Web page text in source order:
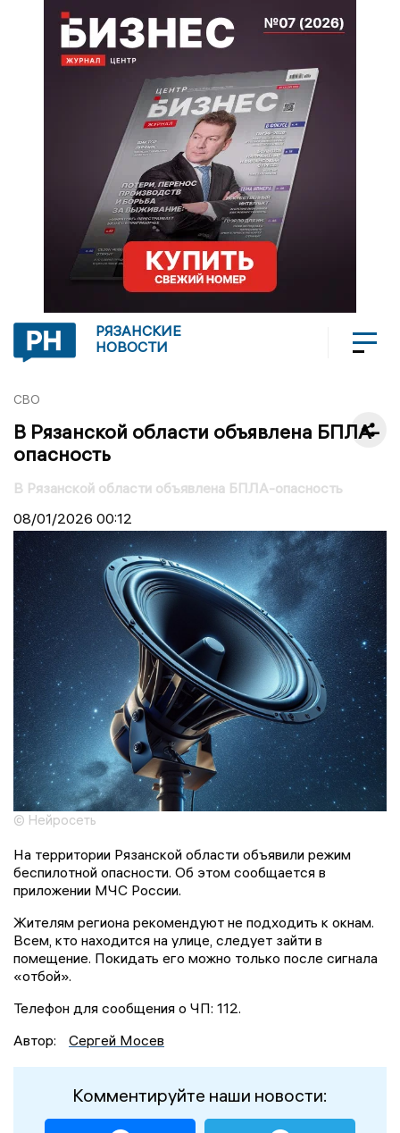
РЯЗАНСКИЕ
НОВОСТИ
СВО
В Рязанской области объявлена БПЛА-
опасность
В Рязанской области объявлена БПЛА-опасность
08/01/2026 00:12
© Нейросеть
На территории Рязанской области объявили режим
беспилотной опасности. Об этом сообщается в
приложении МЧС России.
Жителям региона рекомендуют не подходить к окнам.
Всем, кто находится на улице, следует зайти в
помещение. Покидать его можно только после сигнала
«отбой».
Телефон для сообщения о ЧП: 112.
Автор:
Сергей Мосев
Комментируйте наши новости: